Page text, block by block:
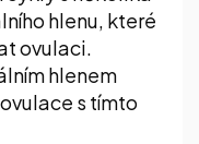
hlenu, které
ovulaci.
hlenem
s tímto